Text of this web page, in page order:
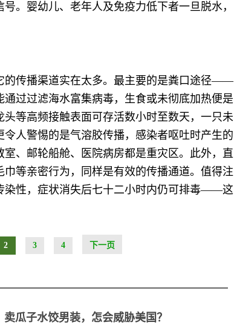
。婴幼儿、老年人及免疫力低下者一旦脱水，
的传播渠道实在太多。最主要的是粪口途径——
过过滤海水富集病毒，生食或未彻底加热便是
等高频接触表面可存活数小时至数天，一只未
人警惕的是气溶胶传播，感染者呕吐时产生的
、邮轮船舱、医院病房都是重灾区。此外，直
等亲密行为，同样是有效的传播通道。值得注
染性，症状消失后七十二小时内仍可排毒——这
2 3 4 下一页
卖瓜子水饺男装，怎会威胁美国？